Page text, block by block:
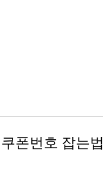
폰번호 잡는법